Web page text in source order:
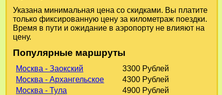
Указана минимальная цена со скидками. Вы платите
только фиксированную цену за километраж поездки.
Время в пути и ожидание в аэропорту не влияют на
цену.
Популярные маршруты
Москва - Заокский
3300 Рублей
Москва - Архангельское
4300 Рублей
Москва - Тула
4900 Рублей